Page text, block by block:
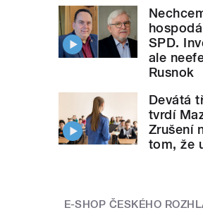
SPD.
ale
Rusnok
Devátá
tvrdí
Zrušení
tom, že
E-SHOP ČESKÉHO